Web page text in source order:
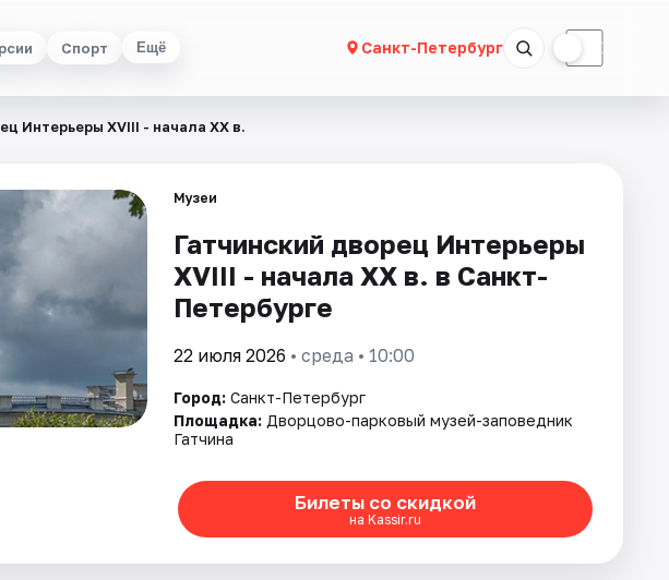
Спорт Ещё Санкт-Петербург ☾
Интерьеры ХVIII - начала ХХ в.
Музеи
Гатчинский дворец Интерьеры
ХVIII - начала ХХ в. в Санкт-
Петербурге
22 июля 2026 • среда • 10:00
Город: Санкт-Петербург
Площадка: Дворцово-парковый музей-заповедник
Гатчина
Билеты со скидкой
на Kassir.ru